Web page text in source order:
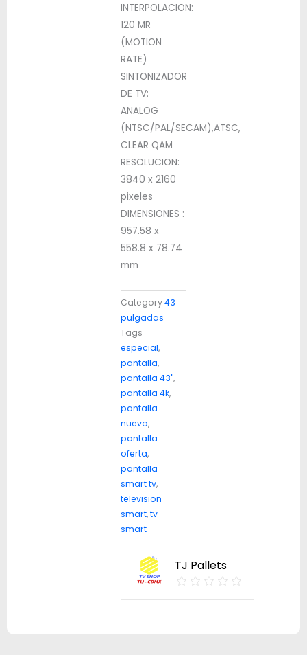
INTERPOLACION:
120 MR
(MOTION
RATE)
SINTONIZADOR
DE TV:
ANALOG
(NTSC/PAL/SECAM),ATSC,
CLEAR QAM
RESOLUCION:
3840 x 2160
pixeles
DIMENSIONES :
957.58 x
558.8 x 78.74
mm
Category43
pulgadas
Tags
especial,
pantalla,
pantalla 43",
pantalla 4k,
pantalla
nueva,
pantalla
oferta,
pantalla
smart tv,
television
smart,tv
smart
TJ Pallets